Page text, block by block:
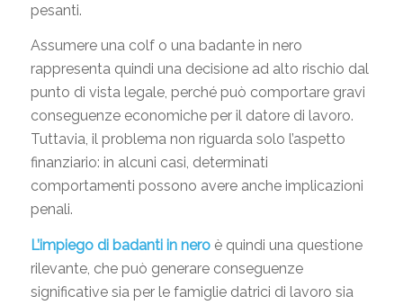
pesanti.
Assumere una colf o una badante in nero
rappresenta quindi una decisione ad alto rischio dal
punto di vista legale, perché può comportare gravi
conseguenze economiche per il datore di lavoro.
Tuttavia, il problema non riguarda solo l’aspetto
finanziario: in alcuni casi, determinati
comportamenti possono avere anche implicazioni
penali.
L’impiego di badanti in neroè quindi una questione
rilevante, che può generare conseguenze
significative sia per le famiglie datrici di lavoro sia